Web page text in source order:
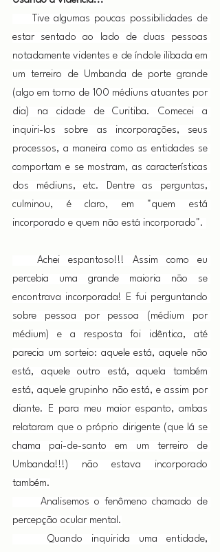
Tive algumas poucas possibilidades de
estar sentado ao lado de duas pessoas
notadamente videntes e de índole ilibada em
um terreiro de Umbanda de porte grande
(algo em torno de 100 médiuns atuantes por
dia) na cidade de Curitiba. Comecei a
inquiri-los sobre as incorporações, seus
processos, a maneira como as entidades se
comportam e se mostram, as características
dos médiuns, etc. Dentre as perguntas,
culminou, é claro, em "quem está
incorporado e quem não está incorporado".
Achei espantoso!!! Assim como eu
percebia uma grande maioria não se
encontrava incorporada! E fui perguntando
sobre pessoa por pessoa (médium por
médium) e a resposta foi idêntica, até
parecia um sorteio: aquele está, aquele não
está, aquele outro está, aquela também
está, aquele grupinho não está, e assim por
diante. E para meu maior espanto, ambas
relataram que o próprio dirigente (que lá se
chama pai-de-santo em um terreiro de
Umbanda!!!) não estava incorporado
também.
Analisemos o fenômeno chamado de
percepção ocular mental.
Quando inquirida uma entidade,